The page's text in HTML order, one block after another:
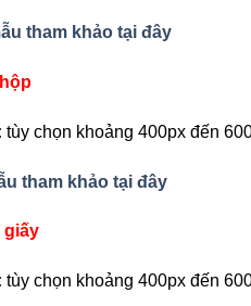
tham khảo tại đây
tùy chọn khoảng 400px đến
tham khảo tại đây
giấy
tùy chọn khoảng 400px đến